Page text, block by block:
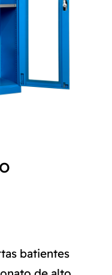
batientes